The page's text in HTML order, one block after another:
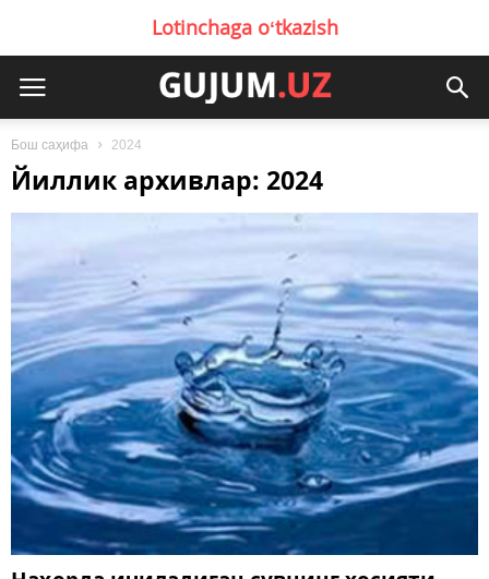
Lotinchaga oʻtkazish
Бош саҳифа 2024
Йиллик архивлар: 2024